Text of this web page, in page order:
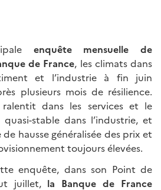
enquête mensuelle de
de France, les climats dans
et l’industrie à fin juin
plusieurs mois de résilience.
dans les services et le
stable dans l’industrie, et
hausse généralisée des prix et
toujours élevées.
enquête, dans son Point de
juillet, la Banque de France